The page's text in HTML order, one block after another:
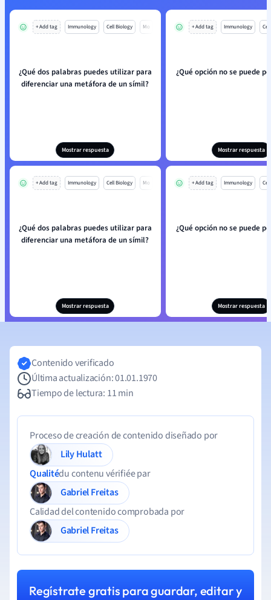
+ Add tag Immunology Cell Biology Mo
¿Qué dos palabras puedes utilizar para
diferenciar una metáfora de un símil?
Mostrar respuesta
+ Add tag Immunology
¿Qué opción no se puede
Mostrar respuesta
+ Add tag Immunology Cell Biology Mo
¿Qué dos palabras puedes utilizar para
diferenciar una metáfora de un símil?
Mostrar respuesta
+ Add tag Immunology
¿Qué opción no se puede
Mostrar respuesta
Contenido verificado
Última actualización: 01.01.1970
Tiempo de lectura: 11 min
Proceso de creación de contenido diseñado por
Lily Hulatt
Qualitédu contenu vérifiée par
Gabriel Freitas
Calidad del contenido comprobada por
Gabriel Freitas
Regístrate gratis para guardar, editar y